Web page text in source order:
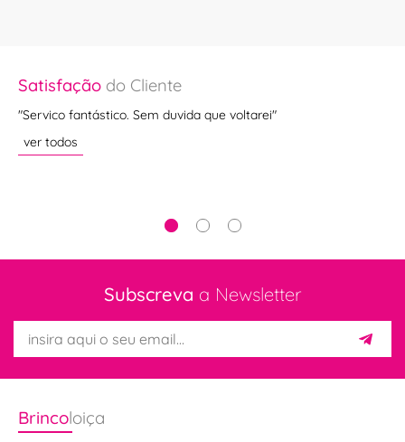
Satisfação do Cliente
"Servico fantástico. Sem duvida que voltarei"
ver todos
Subscreva a Newsletter
Brincoloiça